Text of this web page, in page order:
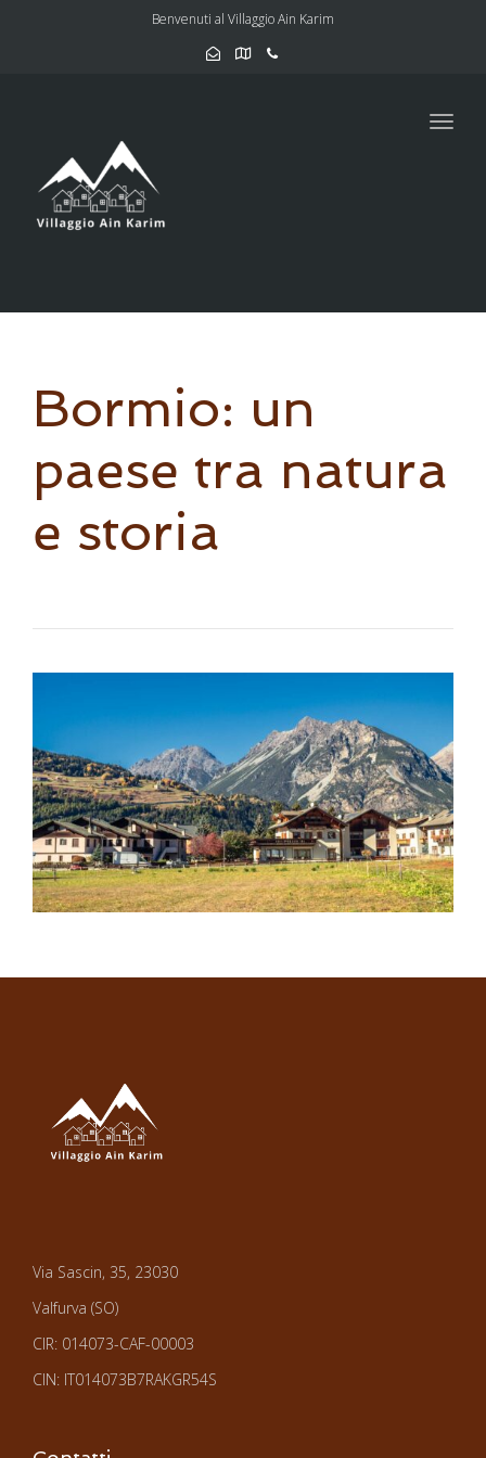
Benvenuti al Villaggio Ain Karim
Bormio: un
paese tra natura
e storia
Via Sascin, 35, 23030
Valfurva (SO)
CIR: 014073-CAF-00003
CIN: IT014073B7RAKGR54S